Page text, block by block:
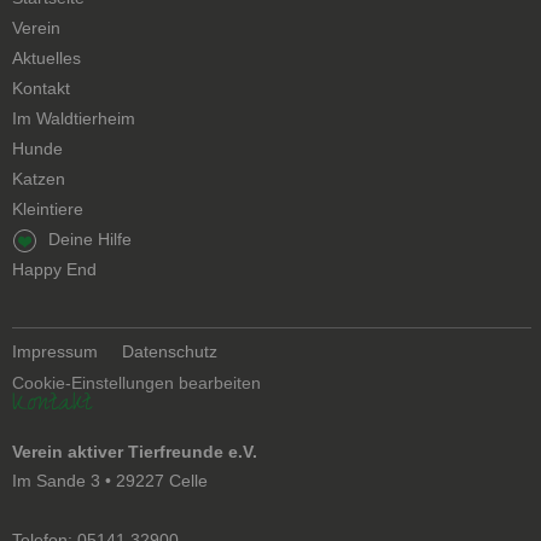
überspringen
Verein
Aktuelles
Kontakt
Navigation
überspringen
Im Waldtierheim
Hunde
Katzen
Kleintiere
Navigation
überspringen
Deine Hilfe
Happy End
Navigation
überspringen
Impressum
Datenschutz
Cookie-Einstellungen bearbeiten
Kontakt
Verein aktiver Tierfreunde e.V.
Im Sande 3 • 29227 Celle